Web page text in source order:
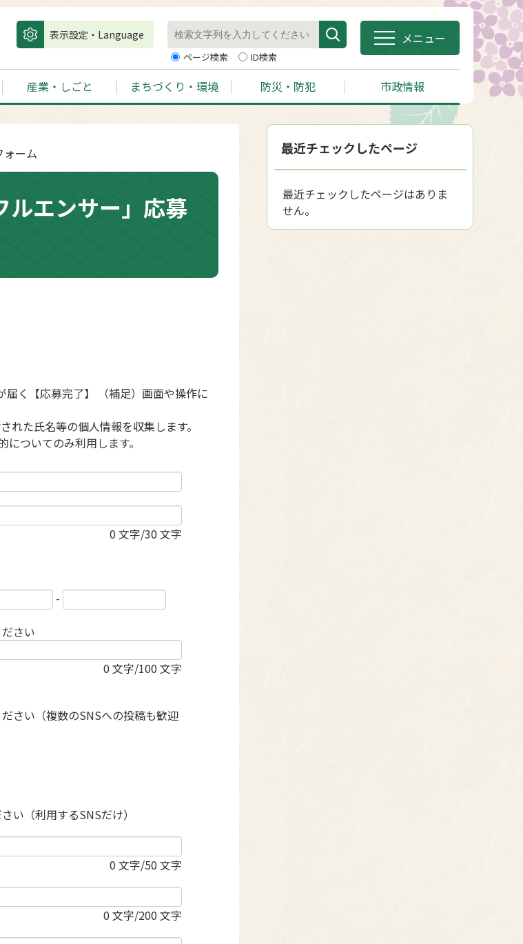
表示設定・Language
ページ検索 ID検索
メニュー
産業・しごと まちづくり・環境 防災・防犯 市政情報
ォーム
ルエンサー」応募
く【応募完了】 （補足）画面や操作に
た氏名等の個人情報を収集します。
ついてのみ利用します。
0 文字/30 文字
-
さい
0 文字/100 文字
さい（複数のSNSへの投稿も歓迎
い（利用するSNSだけ）
0 文字/50 文字
0 文字/200 文字
最近チェックしたページ
最近チェックしたページはありま
せん。